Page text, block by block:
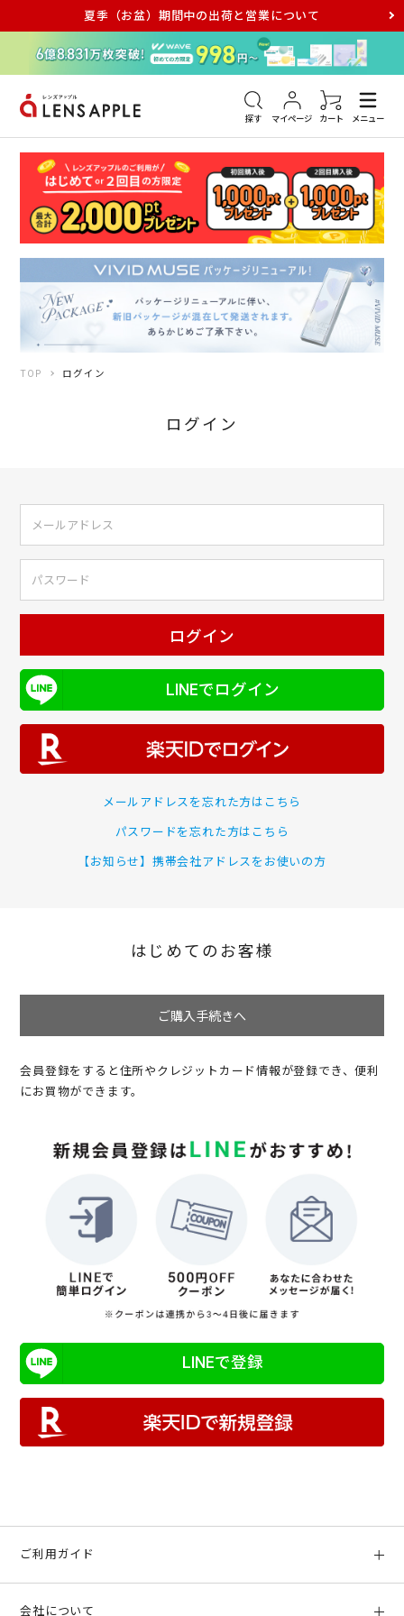
夏季（お盆）期間中の出荷と営業について
探す マイページ カート メニュー
アキュビュー メダリスト メガネ
TOP ログイン
ログイン
ログイン
LINEでログイン
メールアドレスを忘れた方はこちら
パスワードを忘れた方はこちら
【お知らせ】携帯会社アドレスをお使いの方
はじめてのお客様
ご購入手続きへ
会員登録をすると住所やクレジットカード情報が登録でき、便利
にお買物ができます。
LINEで登録
ご利用ガイド
会社について